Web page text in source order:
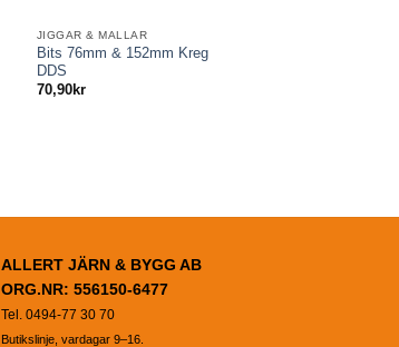
JIGGAR & MALLAR
Bits 76mm & 152mm Kreg
DDS
70,90kr
ALLERT JÄRN & BYGG AB
ORG.NR: 556150-6477
Tel. 0494-77 30 70
Butikslinje, vardagar 9–16.